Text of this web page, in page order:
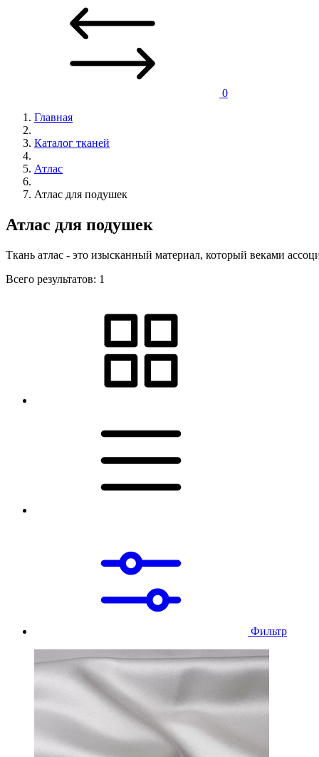
0
Главная
Каталог тканей
Атлас
Атлас для подушек
Атлас для подушек
Ткань атлас - это изысканный материал, который веками
Всего результатов: 1
Фильтр